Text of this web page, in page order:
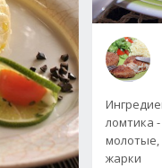
ломтика
молотые,
жарки